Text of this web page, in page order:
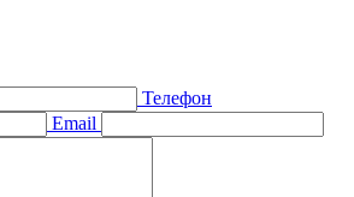
Телефон
Email